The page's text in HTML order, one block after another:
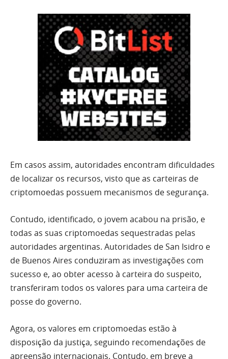
Em casos assim, autoridades encontram dificuldades
de localizar os recursos, visto que as carteiras de
criptomoedas possuem mecanismos de segurança.
Contudo, identificado, o jovem acabou na prisão, e
todas as suas criptomoedas sequestradas pelas
autoridades argentinas. Autoridades de San Isidro e
de Buenos Aires conduziram as investigações com
sucesso e, ao obter acesso à carteira do suspeito,
transferiram todos os valores para uma carteira de
posse do governo.
Agora, os valores em criptomoedas estão à
disposição da justiça, seguindo recomendações de
apreensão internacionais. Contudo, em breve a